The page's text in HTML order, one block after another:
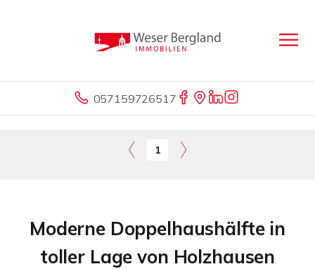
057159726517
1
Moderne Doppelhaushälfte in
toller Lage von Holzhausen